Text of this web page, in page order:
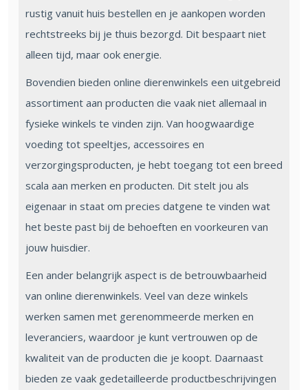
rustig vanuit huis bestellen en je aankopen worden
rechtstreeks bij je thuis bezorgd. Dit bespaart niet
alleen tijd, maar ook energie.
Bovendien bieden online dierenwinkels een uitgebreid
assortiment aan producten die vaak niet allemaal in
fysieke winkels te vinden zijn. Van hoogwaardige
voeding tot speeltjes, accessoires en
verzorgingsproducten, je hebt toegang tot een breed
scala aan merken en producten. Dit stelt jou als
eigenaar in staat om precies datgene te vinden wat
het beste past bij de behoeften en voorkeuren van
jouw huisdier.
Een ander belangrijk aspect is de betrouwbaarheid
van online dierenwinkels. Veel van deze winkels
werken samen met gerenommeerde merken en
leveranciers, waardoor je kunt vertrouwen op de
kwaliteit van de producten die je koopt. Daarnaast
bieden ze vaak gedetailleerde productbeschrijvingen